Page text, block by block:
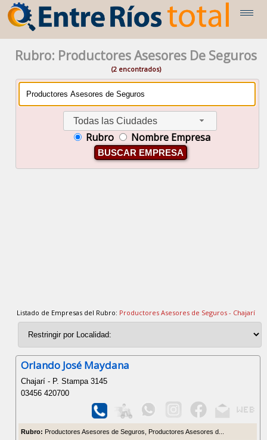
Rubro: Productores Asesores De Seguros
(2 encontrados)
Todas las Ciudades
Rubro Nombre Empresa
BUSCAR EMPRESA
Listado de Empresas del Rubro: Productores Asesores de Seguros - Chajarí
Orlando José Maydana
Chajarí - P. Stampa 3145
03456 420700
Rubro: Productores Asesores de Seguros, Productores Asesores d...